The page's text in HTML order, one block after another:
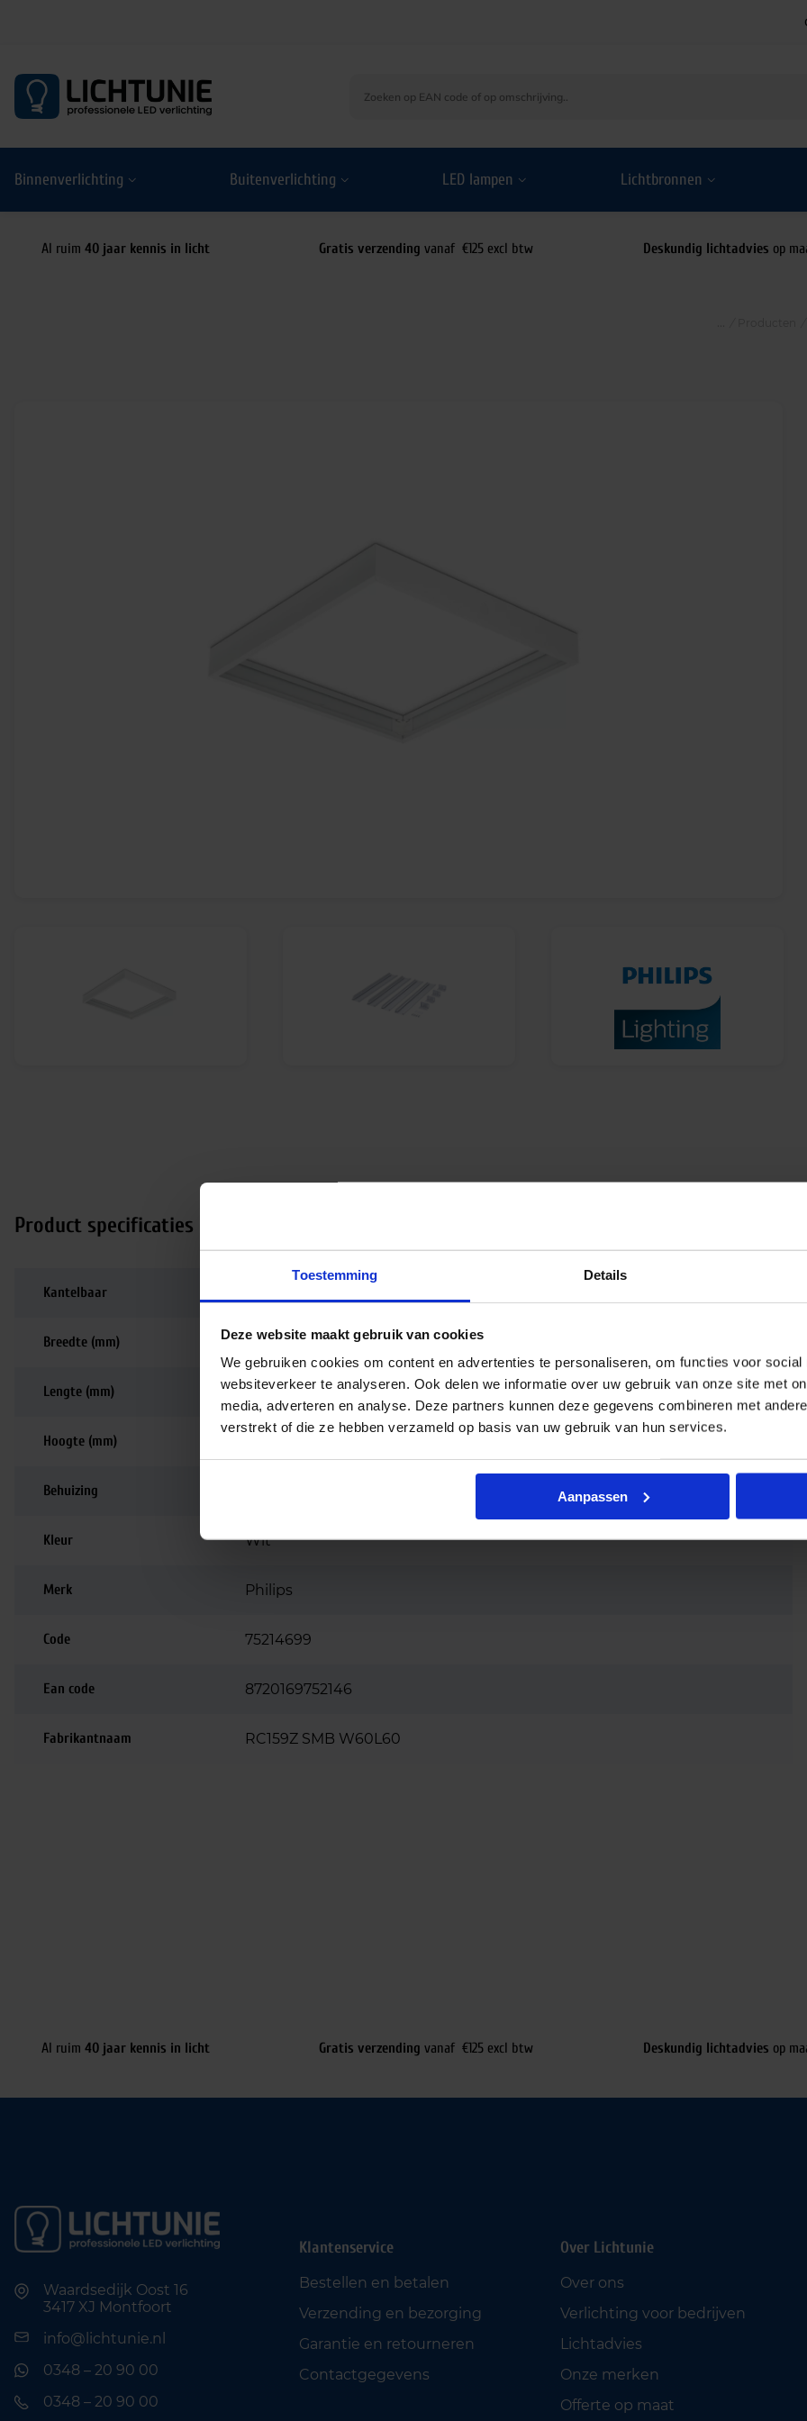
Toestemming Details
Deze website maakt gebruik van cookies
We gebruiken cookies om content en advertenties te personaliseren, om functies voor social
websiteverkeer te analyseren. Ook delen we informatie over uw gebruik van onze site met
media, adverteren en analyse. Deze partners kunnen deze gegevens combineren met
verstrekt of die ze hebben verzameld op basis van uw gebruik van hun services.
Aanpassen
Binnenverlichting Buitenverlichting LED lampen Lichtbronnen
Al ruim 40 jaar kennis in licht Gratis verzending vanaf €125 excl btw Deskundig lichtadvies op
Product specificaties
Kantelbaar
Breedte (mm) 615.5
Lengte (mm) 615.5
Hoogte (mm)
Behuizing
Kleur Wit
Merk Philips
Code 75214699
Ean code 8720169752146
Fabrikantnaam RC159Z SMB W60L60
Al ruim 40 jaar kennis in licht Gratis verzending vanaf €125 excl btw Deskundig lichtadvies op
Waardsedijk Oost 16
3417 XJ Montfoort
info@lichtunie.nl
0348 – 20 90 00
0348 – 20 90 00
Klantenservice
Bestellen en betalen
Verzending en bezorging
Garantie en retourneren
Contactgegevens
Over Lichtunie
Over ons
Verlichting voor bedrijven
Lichtadvies
Onze merken
Offerte op maat